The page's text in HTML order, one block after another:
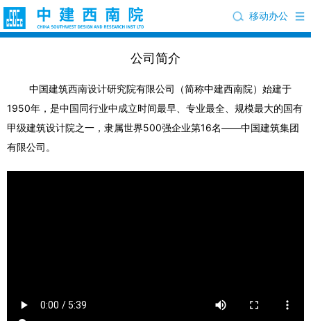
移动办公
公司简介
中国建筑西南设计研究院有限公司（简称中建西南院）始建于
1950年，是中国同行业中成立时间最早、专业最全、规模最大的国有
甲级建筑设计院之一，隶属世界500强企业第16名——中国建筑集团
有限公司。